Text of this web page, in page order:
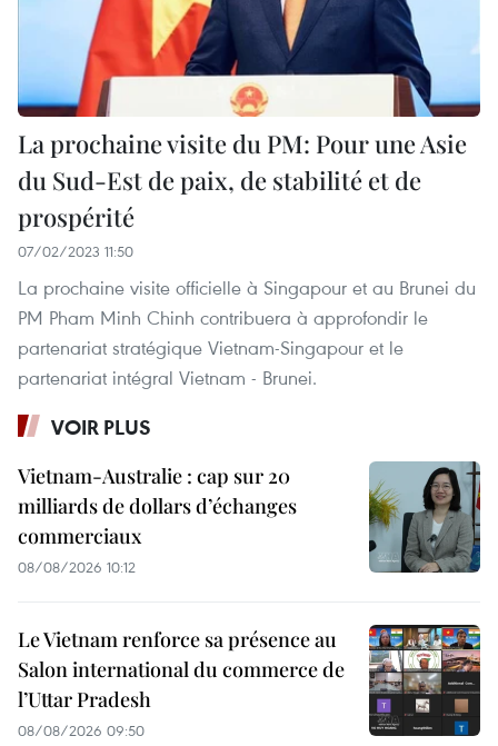
La prochaine visite du PM: Pour une Asie
du Sud-Est de paix, de stabilité et de
prospérité
07/02/2023 11:50
La prochaine visite officielle à Singapour et au Brunei du
PM Pham Minh Chinh contribuera à approfondir le
partenariat stratégique Vietnam-Singapour et le
partenariat intégral Vietnam - Brunei.
VOIR PLUS
Vietnam-Australie : cap sur 20
milliards de dollars d’échanges
commerciaux
08/08/2026 10:12
Le Vietnam renforce sa présence au
Salon international du commerce de
l’Uttar Pradesh
08/08/2026 09:50